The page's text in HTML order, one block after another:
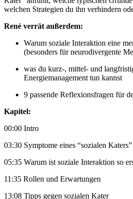
welchen Strategien du ihn verhindern
René verrät außerdem:
Warum soziale Interaktion eine
(besonders für neurodivergente
was du kurz-, mittel- und
Energiemanagement tun kannst
9 passende Reflexionsfragen für
Kapitel:
00:00 Intro
03:30 Symptome eines “sozialen Katers”
05:35 Warum ist soziale Interaktion so
11:35 Rollen und Erwartungen
13:08 Tipps gegen sozialen Kater